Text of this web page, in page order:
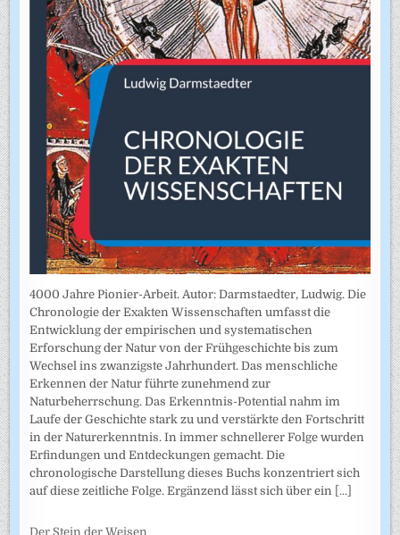
4000 Jahre Pionier-Arbeit. Autor: Darmstaedter, Ludwig. Die
Chronologie der Exakten Wissenschaften umfasst die
Entwicklung der empirischen und systematischen
Erforschung der Natur von der Frühgeschichte bis zum
Wechsel ins zwanzigste Jahrhundert. Das menschliche
Erkennen der Natur führte zunehmend zur
Naturbeherrschung. Das Erkenntnis-Potential nahm im
Laufe der Geschichte stark zu und verstärkte den Fortschritt
in der Naturerkenntnis. In immer schnellerer Folge wurden
Erfindungen und Entdeckungen gemacht. Die
chronologische Darstellung dieses Buchs konzentriert sich
auf diese zeitliche Folge. Ergänzend lässt sich über ein [...]
Der Stein der Weisen